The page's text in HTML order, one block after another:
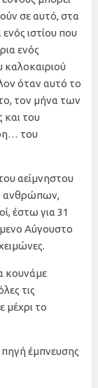
σε αυτό, στα
ιστίου που
ενός
καλοκαιριού
όταν αυτό το
τον μήνα των
και του
του
αείμνηστου
ανθρώπων,
έστω για 31
Αύγουστο
κουνάμε
τις
μέχρι το
έμπνευσης